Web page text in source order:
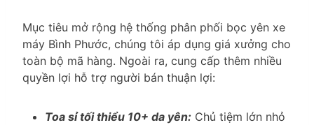
Mục tiêu mở rộng hệ thống phân phối bọc yên xe
máy Bình Phước, chúng tôi áp dụng giá xưởng cho
toàn bộ mã hàng. Ngoài ra, cung cấp thêm nhiều
quyền lợi hỗ trợ người bán thuận lợi:
Toa sỉ tối thiểu 10+ da yên: Chủ tiệm lớn nhỏ